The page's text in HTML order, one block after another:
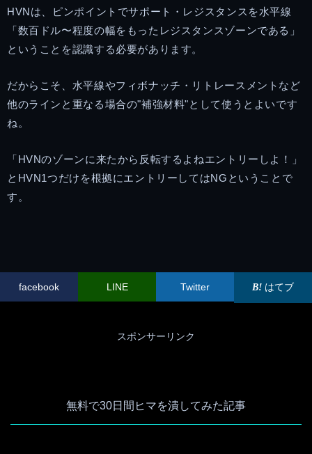
HVNは、ピンポイントでサポート・レジスタンスを水平線
「数百ドル〜程度の幅をもったレジスタンスゾーンである」
ということを認識する必要があります。
だからこそ、水平線やフィボナッチ・リトレースメントなど
他のラインと重なる場合の"補強材料"として使うとよいです
ね。
「HVNのゾーンに来たから反転するよねエントリーしよ！」
とHVN1つだけを根拠にエントリーしてはNGということで
す。
facebook LINE Twitter はてブ
スポンサーリンク
無料で30日間ヒマを潰してみた記事